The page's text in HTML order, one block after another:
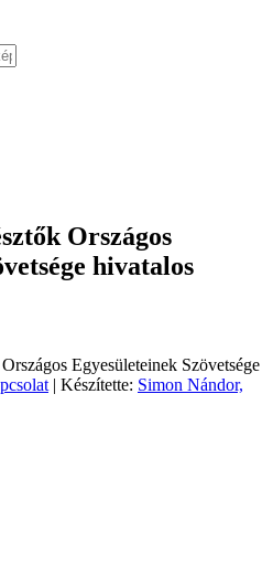
Országos
hivatalos
Egyesületeinek Szövetsége
| Készítette: Simon Nándor,